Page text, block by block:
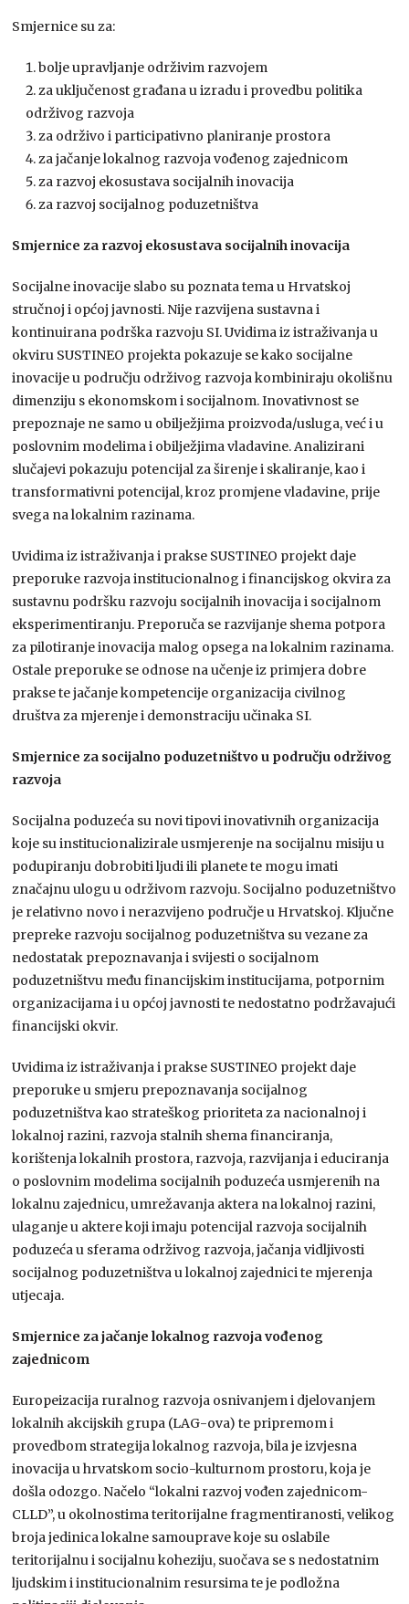
Smjernice su za:
bolje upravljanje održivim razvojem
za uključenost građana u izradu i provedbu politika
održivog razvoja
za održivo i participativno planiranje prostora
za jačanje lokalnog razvoja vođenog zajednicom
za razvoj ekosustava socijalnih inovacija
za razvoj socijalnog poduzetništva
Smjernice za razvoj ekosustava socijalnih inovacija
Socijalne inovacije slabo su poznata tema u Hrvatskoj
stručnoj i općoj javnosti. Nije razvijena sustavna i
kontinuirana podrška razvoju SI. Uvidima iz istraživanja u
okviru SUSTINEO projekta pokazuje se kako socijalne
inovacije u području održivog razvoja kombiniraju okolišnu
dimenziju s ekonomskom i socijalnom. Inovativnost se
prepoznaje ne samo u obilježjima proizvoda/usluga, već i u
poslovnim modelima i obilježjima vladavine. Analizirani
slučajevi pokazuju potencijal za širenje i skaliranje, kao i
transformativni potencijal, kroz promjene vladavine, prije
svega na lokalnim razinama.
Uvidima iz istraživanja i prakse SUSTINEO projekt daje
preporuke razvoja institucionalnog i financijskog okvira za
sustavnu podršku razvoju socijalnih inovacija i socijalnom
eksperimentiranju. Preporuča se razvijanje shema potpora
za pilotiranje inovacija malog opsega na lokalnim razinama.
Ostale preporuke se odnose na učenje iz primjera dobre
prakse te jačanje kompetencije organizacija civilnog
društva za mjerenje i demonstraciju učinaka SI.
Smjernice za socijalno poduzetništvo u području održivog
razvoja
Socijalna poduzeća su novi tipovi inovativnih organizacija
koje su institucionalizirale usmjerenje na socijalnu misiju u
podupiranju dobrobiti ljudi ili planete te mogu imati
značajnu ulogu u održivom razvoju. Socijalno poduzetništvo
je relativno novo i nerazvijeno područje u Hrvatskoj. Ključne
prepreke razvoju socijalnog poduzetništva su vezane za
nedostatak prepoznavanja i svijesti o socijalnom
poduzetništvu među financijskim institucijama, potpornim
organizacijama i u općoj javnosti te nedostatno podržavajući
financijski okvir.
Uvidima iz istraživanja i prakse SUSTINEO projekt daje
preporuke u smjeru prepoznavanja socijalnog
poduzetništva kao strateškog prioriteta za nacionalnoj i
lokalnoj razini, razvoja stalnih shema financiranja,
korištenja lokalnih prostora, razvoja, razvijanja i educiranja
o poslovnim modelima socijalnih poduzeća usmjerenih na
lokalnu zajednicu, umrežavanja aktera na lokalnoj razini,
ulaganje u aktere koji imaju potencijal razvoja socijalnih
poduzeća u sferama održivog razvoja, jačanja vidljivosti
socijalnog poduzetništva u lokalnoj zajednici te mjerenja
utjecaja.
Smjernice za jačanje lokalnog razvoja vođenog
zajednicom
Europeizacija ruralnog razvoja osnivanjem i djelovanjem
lokalnih akcijskih grupa (LAG-ova) te pripremom i
provedbom strategija lokalnog razvoja, bila je izvjesna
inovacija u hrvatskom socio-kulturnom prostoru, koja je
došla odozgo. Načelo “lokalni razvoj vođen zajednicom-
CLLD”, u okolnostima teritorijalne fragmentiranosti, velikog
broja jedinica lokalne samouprave koje su oslabile
teritorijalnu i socijalnu koheziju, suočava se s nedostatnim
ljudskim i institucionalnim resursima te je podložna